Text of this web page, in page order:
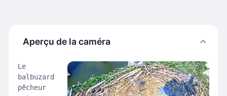
Aperçu de la caméra
Le
balbuzard
pêcheur